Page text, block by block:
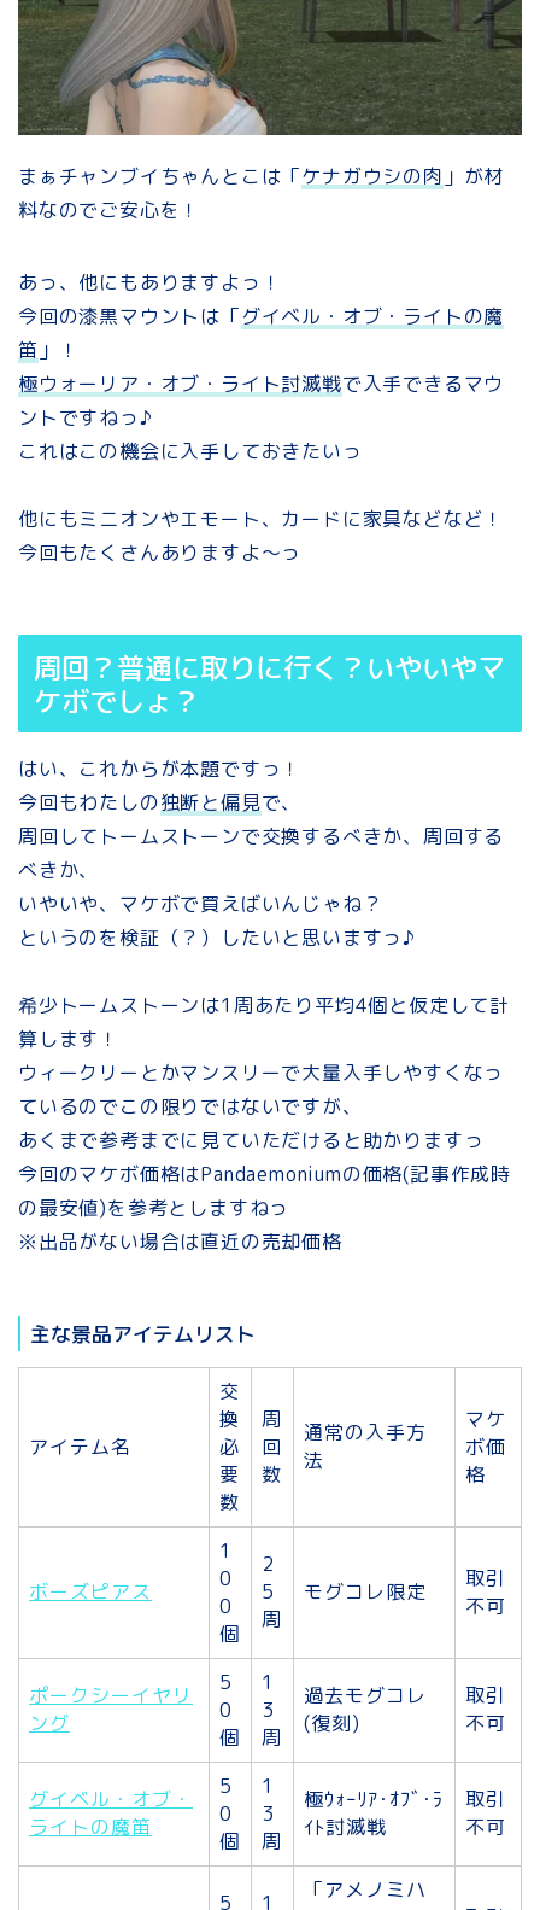
まぁチャンブイちゃんとこは「ケナガウシの肉 」が材
料なのでご安心を！
あっ、他にもありますよっ！
今回の漆黒マウントは「グイベル・オブ・ライトの魔
笛 」！
極ウォーリア・オブ・ライト討滅戦で入手できるマウ
ントですねっ♪
これはこの機会に入手しておきたいっ
他にもミニオンやエモート、カードに家具などなど！
今回もたくさんありますよ～っ
周回？普通に取りに行く？いやいやマ
ケボでしょ？
はい、これからが本題ですっ！
今回もわたしの独断と偏見で、
周回してトームストーンで交換するべきか、周回する
べきか、
いやいや、マケボで買えばいんじゃね？
というのを検証（？）したいと思いますっ♪
希少トームストーンは1周あたり平均4個と仮定して計
算します！
ウィークリーとかマンスリーで大量入手しやすくなっ
ているのでこの限りではないですが、
あくまで参考までに見ていただけると助かりますっ
今回のマケボ価格はPandaemoniumの価格(記事作成時
の最安値)を参考としますねっ
※出品がない場合は直近の売却価格
主な景品アイテムリスト
アイテム名
交
換
必
要
数
周
回
数
通常の入手方
法
マケ
ボ価
格
ボーズピアス
1
0
0
個
2
5
周
モグコレ限定
取引
不可
ポークシーイヤリ
ング
5
0
個
1
3
周
過去モグコレ
(復刻)
取引
不可
グイベル・オブ・
ライトの魔笛
5
0
個
1
3
周
極ｳｫｰﾘｱ･ｵﾌﾞ･ﾗ
ｲﾄ討滅戦
取引
不可
5 1
「アメノミハ